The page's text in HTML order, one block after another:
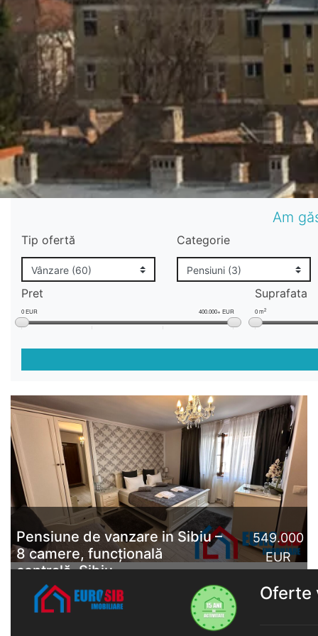
Am
Tip ofertă Categorie
Pret
0 EUR 400.000+ EUR
Suprafata
0 m2
Pensiune de vanzare in Sibiu –
8 camere, funcțională
centrală, Sibiu
549.000
EUR
Pensiune de vanzare complet echipată și funcțională
din prima zi în inima Sibiului, situată în zona istorică,
aproape de Piața Mare și Turnul Sfatului.Descriere:8
Oferte